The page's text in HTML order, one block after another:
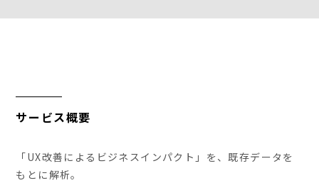
サービス概要
「UX改善によるビジネスインパクト」を、既存データを
もとに解析。